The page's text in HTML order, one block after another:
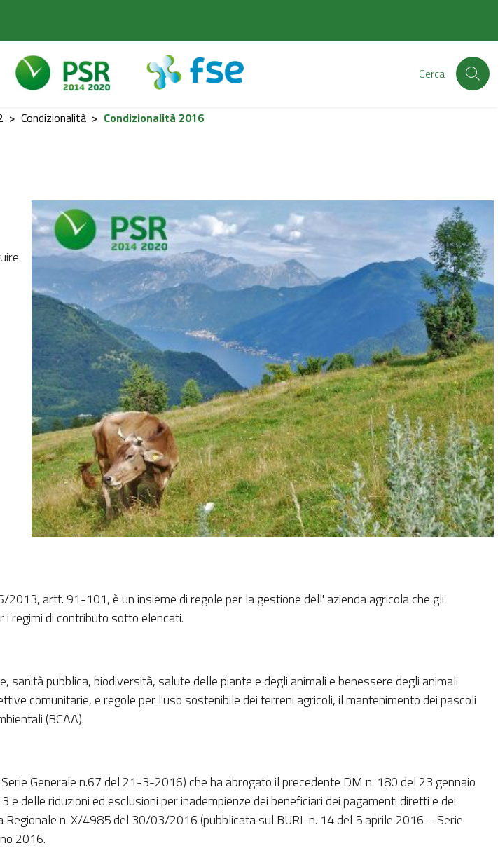
Cerca
> Condizionalità > Condizionalità 2016
2013, artt. 91-101, è un insieme di regole per la gestione dell' azienda agricola che gli
regimi di contributo sotto elencati.
pubblica, biodiversità, salute delle piante e degli animali e benessere degli animali
comunitarie, e regole per l'uso sostenibile dei terreni agricoli, il mantenimento dei pascoli
(BCAA).
Generale n.67 del 21-3-2016) che ha abrogato il precedente DM n. 180 del 23 gennaio
delle riduzioni ed esclusioni per inadempienze dei beneficiari dei pagamenti diretti e dei
Regionale n. X/4985 del 30/03/2016 (pubblicata sul BURL n. 14 del 5 aprile 2016 – Serie
2016.